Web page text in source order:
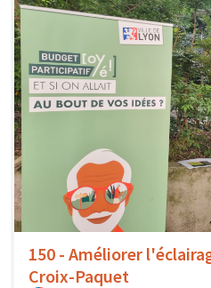
150 - Améliorer
Croix-Paquet